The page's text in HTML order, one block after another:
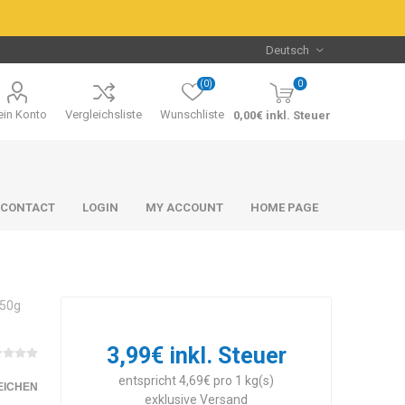
Konto Vergleichsliste Wunschliste
(0) 0
0,00€ inkl. Steuer
Packs & Bundles
Packs & Bundles
CONTACT LOGIN MY ACCOUNT HOME PAGE
3,99€ inkl. Steuer
entspricht 4,69€ pro 1 kg(s)
exklusiveVersand